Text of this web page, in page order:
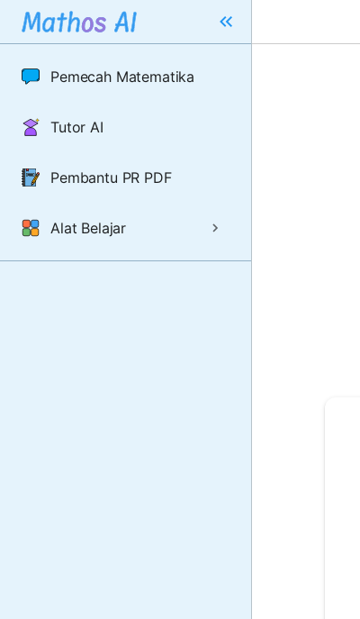
Pemecah Matematika
Tutor AI
Pembantu PR PDF
Alat Belajar